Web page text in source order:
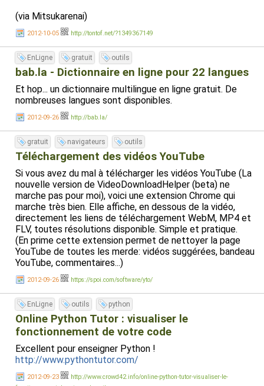
(via Mitsukarenai)
2012-10-05 http://tontof.net/?1349367149
EnLigne gratuit outils
bab.la - Dictionnaire en ligne pour 22 langues
Et hop... un dictionnaire multilingue en ligne gratuit. De
nombreuses langues sont disponibles.
2012-09-26 http://bab.la/
gratuit navigateurs outils
Téléchargement des vidéos YouTube
Si vous avez du mal à télécharger les vidéos YouTube (La
nouvelle version de VideoDownloadHelper (beta) ne
marche pas pour moi), voici une extension Chrome qui
marche très bien. Elle affiche, en dessous de la vidéo,
directement les liens de téléchargement WebM, MP4 et
FLV, toutes résolutions disponible. Simple et pratique.
(En prime cette extension permet de nettoyer la page
YouTube de toutes les merde: vidéos suggérées, bandeau
YouTube, commentaires...)
2012-09-26 https://spoi.com/software/yto/
EnLigne outils python
Online Python Tutor : visualiser le
fonctionnement de votre code
Excellent pour enseigner Python !
http://www.pythontutor.com/
2012-09-23
http://www.crowd42.info/online-python-tutor-visualiser-le-